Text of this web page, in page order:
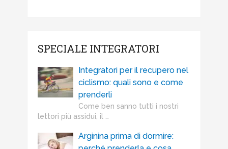
SPECIALE INTEGRATORI
Integratori per il recupero nel
ciclismo: quali sono e come
prenderli
Come ben sanno tutti i nostri
lettori più assidui, il …
Arginina prima di dormire: